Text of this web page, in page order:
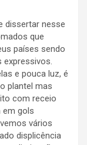
dissertar nesse
que
países sendo
e pouca luz, é
plantel mas
com receio
em gols
vários
displicência